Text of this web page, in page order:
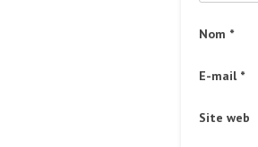
Nom *
E-mail *
Site web